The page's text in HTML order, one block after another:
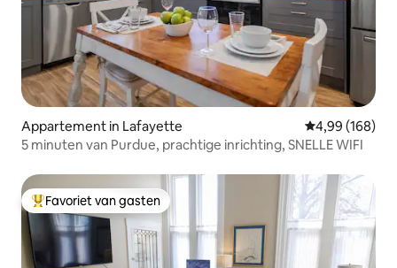
Appartement in Lafayette Gemiddelde
4,99 (168)
5 minuten van Purdue, prachtige inrichting, SNELLE WIFI
Topfavoriet van gasten
Favoriet van gasten